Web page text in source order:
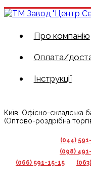
Про компанію
Оплата/
Інструкції
Київ. Офісно-складська
(Оптово-роздрібна
(044)
(098)
(066) 591-15-15